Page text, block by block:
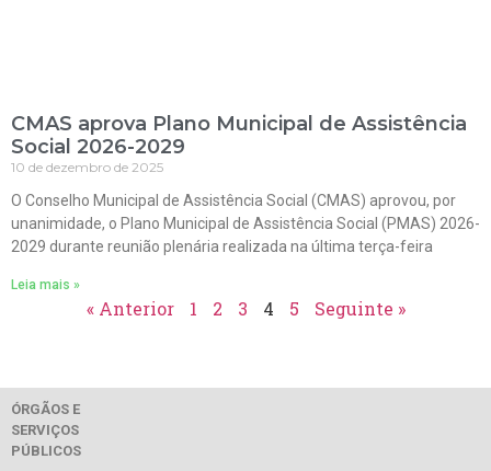
CMAS aprova Plano Municipal de Assistência
Social 2026-2029
10 de dezembro de 2025
O Conselho Municipal de Assistência Social (CMAS) aprovou, por
unanimidade, o Plano Municipal de Assistência Social (PMAS) 2026-
2029 durante reunião plenária realizada na última terça-feira
Leia mais »
« Anterior 1 2 3 4 5 Seguinte »
ÓRGÃOS E
SERVIÇOS
PÚBLICOS